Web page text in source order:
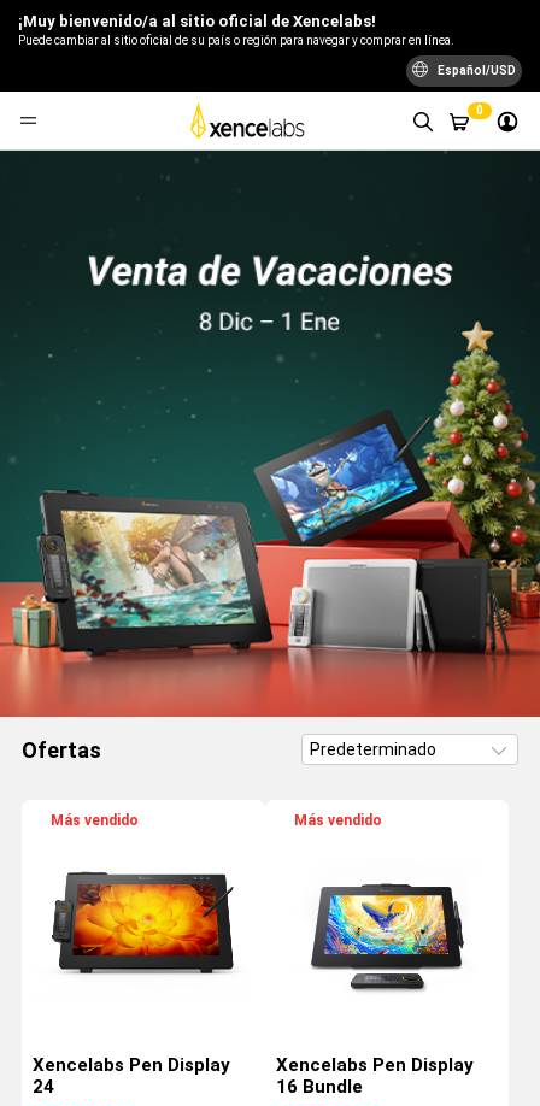
¡Muy bienvenido/a al sitio oficial de Xencelabs!
Puede cambiar al sitio oficial de su país o región para navegar y comprar en línea.
Español/USD
0
Ofertas
Más vendido
Xencelabs Pen Display
24
Más vendido
Xencelabs Pen Display
16 Bundle